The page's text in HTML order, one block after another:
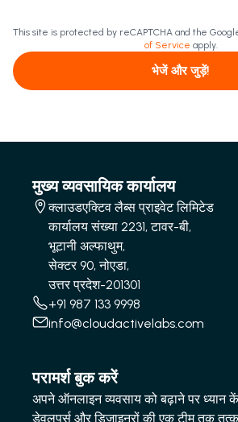
This site is protected by reCAPTCHA and the
of Service apply.
भेजें और जुड़ें!
मुख्य व्यवसायिक कार्यालय
क्लाउडएक्टिव लैब्स प्राइवेट लिमिटेड
कार्यालय संख्या 2231, टावर-बी,
भूटानी अल्फाथुम,
सेक्टर 90, नोएडा,
उत्तर प्रदेश-201301
+91 987 133 9998
info@cloudactivelabs.com
परामर्श बुक करें
अपने ऑनलाइन व्यवसाय को बढ़ाने पर ध्यान
डेवलपर्स और डिजाइनरों की एक टीम तक